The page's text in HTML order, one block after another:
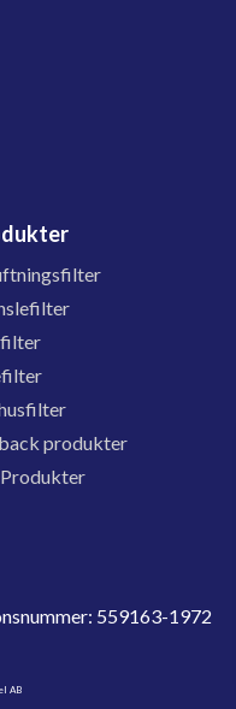
produkter
559163-1972
AB